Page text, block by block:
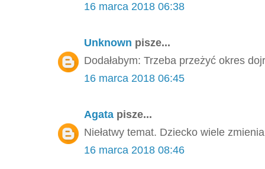
16 marca 2018 06:38
Unknown pisze...
Dodałabym: Trzeba przeżyć okres
16 marca 2018 06:45
Agata pisze...
Niełatwy temat. Dziecko wiele
16 marca 2018 08:46